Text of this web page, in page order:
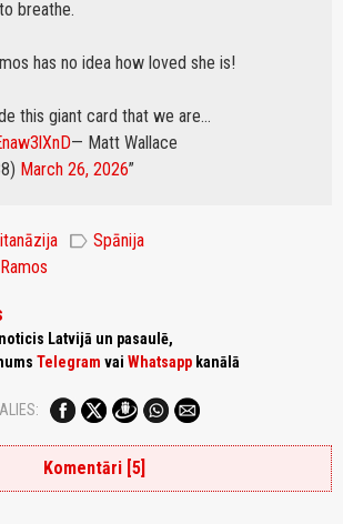
breathe.
has no idea how loved she is!
this giant card that we are…
— Matt Wallace
March 26, 2026
label Spānija
Latvijā un pasaulē,
Telegram vai Whatsapp kanālā
Komentāri [5]